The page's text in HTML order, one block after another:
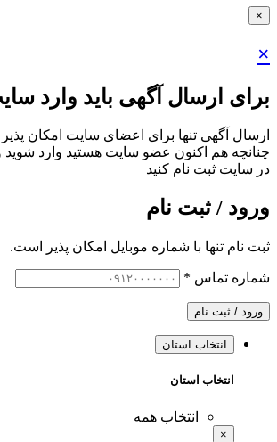
×
×
برای ارسال آگهی باید وارد
ارسال آگهی تنها برای اعضای سایت امکان
چنانچه هم‌ اکنون عضو سایت هستید وارد
در سایت ثبت نام کنید
ورود / ثبت نام
ثبت نام تنها با شماره موبایل امکان پذیر است.
شماره تماس *
ورود / ثبت نام
انتخاب استان
انتخاب استان
انتخاب همه
×